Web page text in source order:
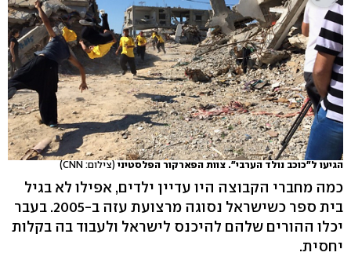
הגיעו ל"כוכב נולד הערבי". צוות הפארקור הפלסטיני (צילום: CNN)
כמה מחברי הקבוצה היו עדיין ילדים, אפילו לא בגיל
בית ספר כשישראל נסוגה מרצועת עזה ב-2005. בעבר
יכלו ההורים שלהם להיכנס לישראל ולעבוד בה בקלות
יחסית.